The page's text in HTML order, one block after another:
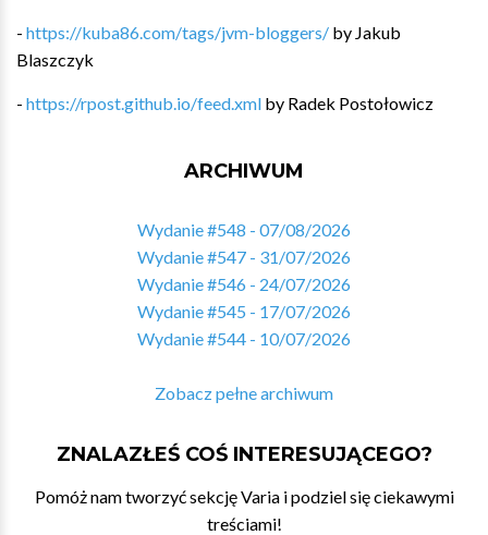
- https://kuba86.com/tags/jvm-bloggers/ by Jakub
Blaszczyk
- https://rpost.github.io/feed.xml by Radek Postołowicz
ARCHIWUM
Wydanie #548 - 07/08/2026
Wydanie #547 - 31/07/2026
Wydanie #546 - 24/07/2026
Wydanie #545 - 17/07/2026
Wydanie #544 - 10/07/2026
Zobacz pełne archiwum
ZNALAZŁEŚ COŚ INTERESUJĄCEGO?
Pomóż nam tworzyć sekcję Varia i podziel się ciekawymi
treściami!